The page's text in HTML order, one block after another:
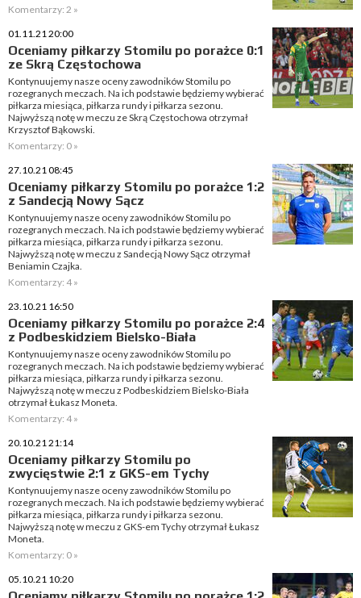
Komentarzy: 2 »
01.11.21 20:00
Oceniamy piłkarzy Stomilu po porażce 0:1
ze Skrą Częstochowa
Kontynuujemy nasze oceny zawodników Stomilu po
rozegranych meczach. Na ich podstawie będziemy wybierać
piłkarza miesiąca, piłkarza rundy i piłkarza sezonu.
Najwyższą notę w meczu ze Skrą Częstochowa otrzymał
Krzysztof Bąkowski.
Komentarzy: 0 »
27.10.21 08:45
Oceniamy piłkarzy Stomilu po porażce 1:2
z Sandecją Nowy Sącz
Kontynuujemy nasze oceny zawodników Stomilu po
rozegranych meczach. Na ich podstawie będziemy wybierać
piłkarza miesiąca, piłkarza rundy i piłkarza sezonu.
Najwyższą notę w meczu z Sandecją Nowy Sącz otrzymał
Beniamin Czajka.
Komentarzy: 4 »
23.10.21 16:50
Oceniamy piłkarzy Stomilu po porażce 2:4
z Podbeskidziem Bielsko-Biała
Kontynuujemy nasze oceny zawodników Stomilu po
rozegranych meczach. Na ich podstawie będziemy wybierać
piłkarza miesiąca, piłkarza rundy i piłkarza sezonu.
Najwyższą notę w meczu z Podbeskidziem Bielsko-Biała
otrzymał Łukasz Moneta.
Komentarzy: 4 »
20.10.21 21:14
Oceniamy piłkarzy Stomilu po
zwycięstwie 2:1 z GKS-em Tychy
Kontynuujemy nasze oceny zawodników Stomilu po
rozegranych meczach. Na ich podstawie będziemy wybierać
piłkarza miesiąca, piłkarza rundy i piłkarza sezonu.
Najwyższą notę w meczu z GKS-em Tychy otrzymał Łukasz
Moneta.
Komentarzy: 0 »
05.10.21 10:20